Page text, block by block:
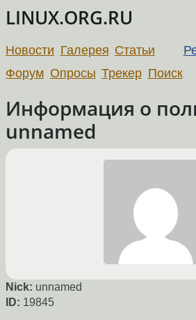
LINUX.ORG.RU
Новости Галерея Статьи
Форум Опросы Трекер Поиск
Информация о
unnamed
Nick: unnamed
ID: 19845